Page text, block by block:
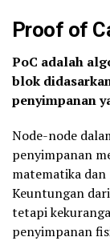
Proof of
PoC adalah
blok
penyimpanan
Node-node
penyimpanan
matematika
Keuntungan
tetapi
penyimpanan